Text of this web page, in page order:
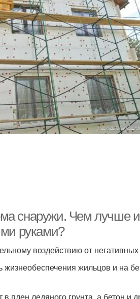
снаружи. Чем лучше и
руками?
воздействию от
жильцов и на